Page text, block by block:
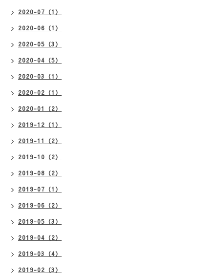
2020-07（1）
2020-06（1）
2020-05（3）
2020-04（5）
2020-03（1）
2020-02（1）
2020-01（2）
2019-12（1）
2019-11（2）
2019-10（2）
2019-08（2）
2019-07（1）
2019-06（2）
2019-05（3）
2019-04（2）
2019-03（4）
2019-02（3）